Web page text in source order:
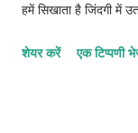
हमें सिखाता है जिंदगी में
शासन किया। तीन
शेयर करें एक टिप्पणी